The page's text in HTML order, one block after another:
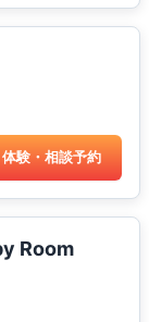
体験・相談予約
Room